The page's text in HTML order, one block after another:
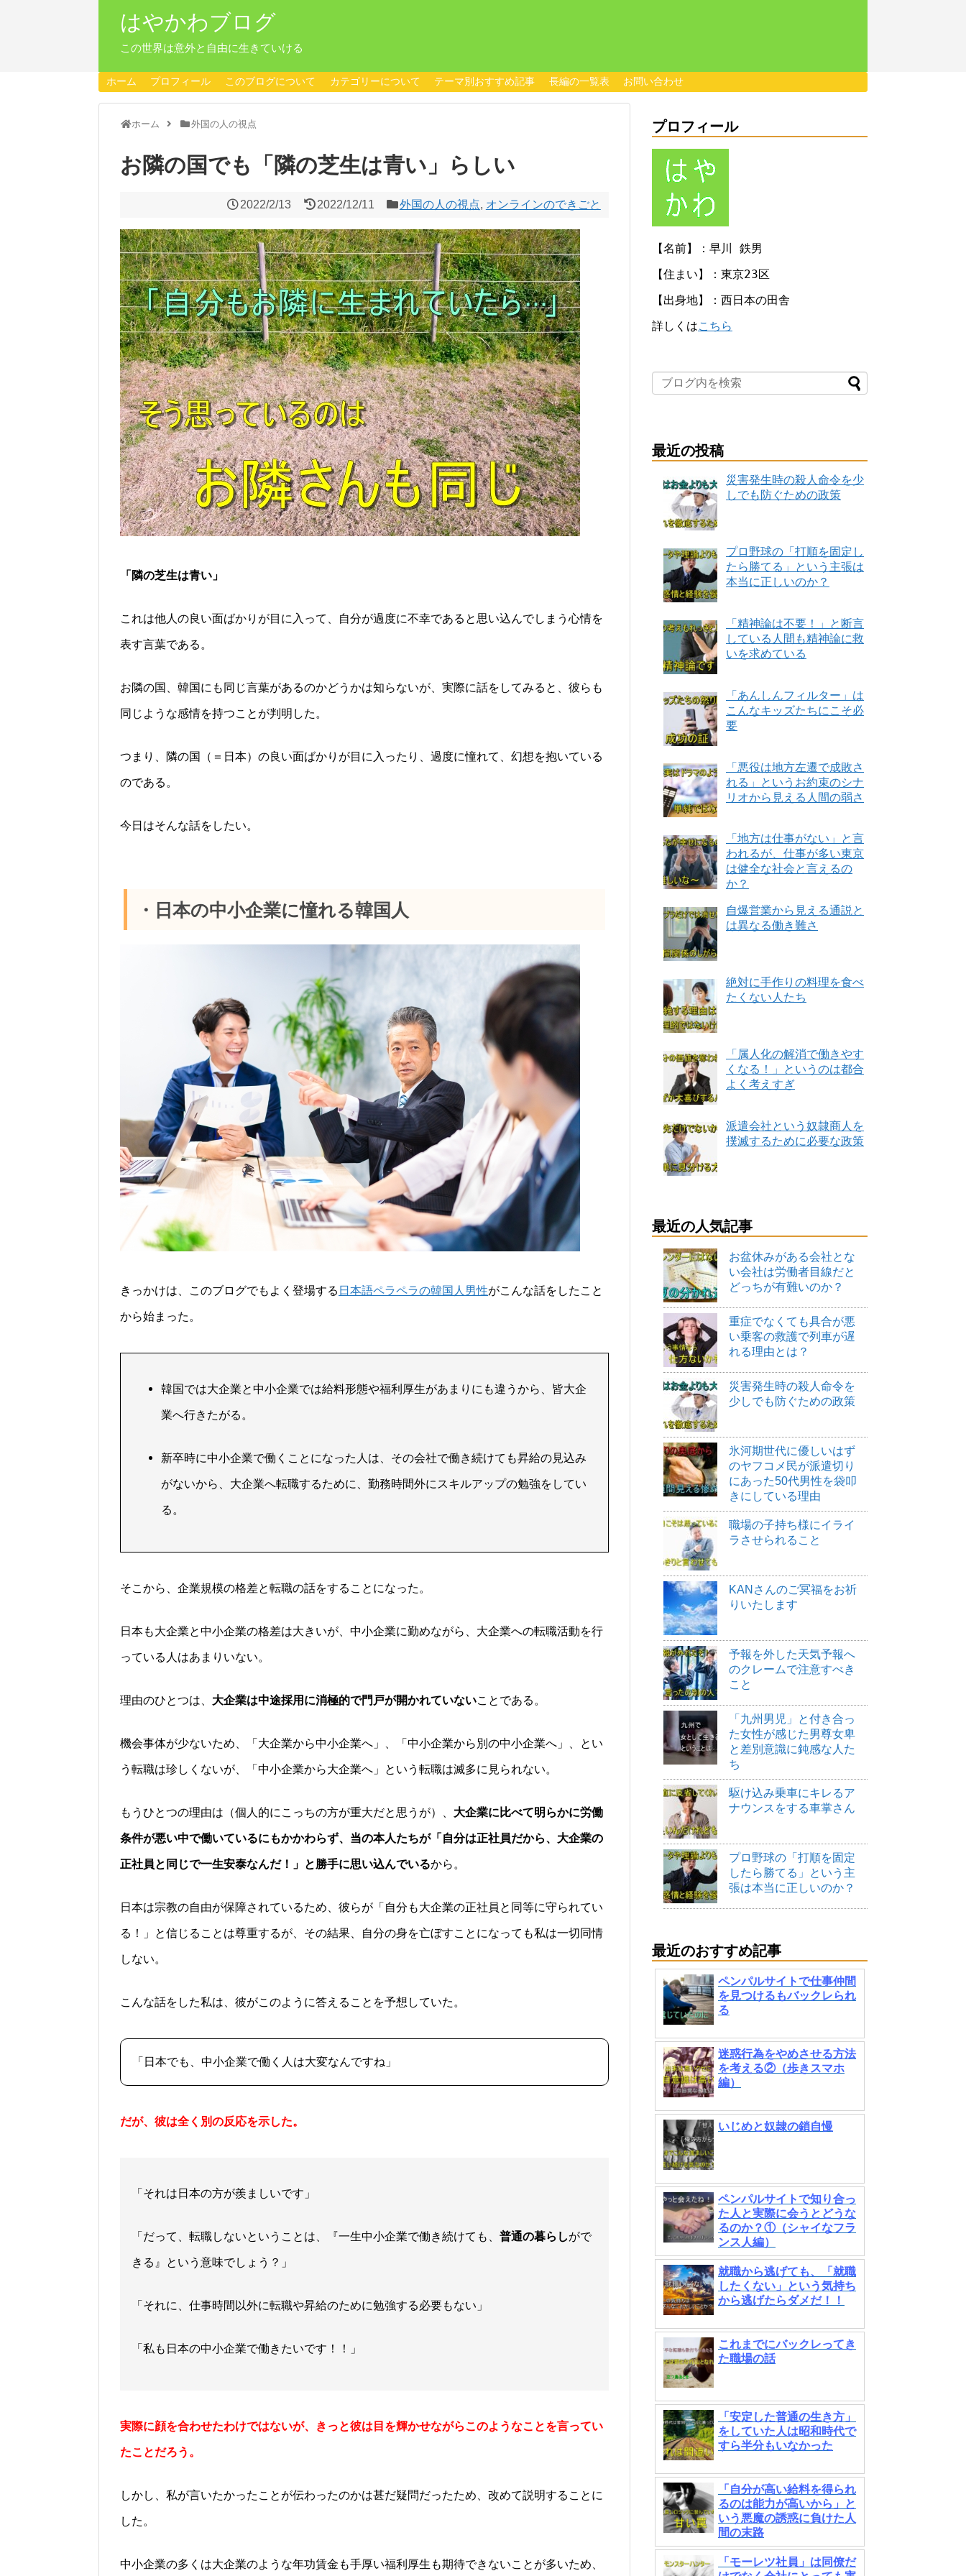
はやかわブログ
この世界は意外と自由に生きていける
ホーム プロフィール このブログについて カテゴリーについて テーマ別おすすめ記事 長編の一覧表 お問い合わせ
ホーム 外国の人の視点
お隣の国でも「隣の芝生は青い」らしい
2022/2/13 2022/12/11 外国の人の視点, オンラインのできごと
「隣の芝生は青い」
これは他人の良い面ばかりが目に入って、自分が過度に不幸であると思い込んでしまう心情を
表す言葉である。
お隣の国、韓国にも同じ言葉があるのかどうかは知らないが、実際に話をしてみると、彼らも
同じような感情を持つことが判明した。
つまり、隣の国（＝日本）の良い面ばかりが目に入ったり、過度に憧れて、幻想を抱いている
のである。
今日はそんな話をしたい。
・日本の中小企業に憧れる韓国人
きっかけは、このブログでもよく登場する 日本語ペラペラの韓国人男性がこんな話をしたこと
から始まった。
韓国では大企業と中小企業では給料形態や福利厚生があまりにも違うから、皆大企
業へ行きたがる。
新卒時に中小企業で働くことになった人は、その会社で働き続けても昇給の見込み
がないから、大企業へ転職するために、勤務時間外にスキルアップの勉強をしてい
る。
そこから、企業規模の格差と転職の話をすることになった。
日本も大企業と中小企業の格差は大きいが、中小企業に勤めながら、大企業への転職活動を行
っている人はあまりいない。
理由のひとつは、 大企業は中途採用に消極的で門戸が開かれていないことである。
機会事体が少ないため、「大企業から中小企業へ」、「中小企業から別の中小企業へ」、とい
う転職は珍しくないが、「中小企業から大企業へ」という転職は滅多に見られない。
もうひとつの理由は（個人的にこっちの方が重大だと思うが）、 大企業に比べて明らかに労働
条件が悪い中で働いているにもかかわらず、当の本人たちが「自分は正社員だから、大企業の
正社員と同じで一生安泰なんだ！」と勝手に思い込んでいるから。
日本は宗教の自由が保障されているため、彼らが「自分も大企業の正社員と同等に守られてい
る！」と信じることは尊重するが、その結果、自分の身を亡ぼすことになっても私は一切同情
しない。
こんな話をした私は、彼がこのように答えることを予想していた。
「日本でも、中小企業で働く人は大変なんですね」
だが、彼は全く別の反応を示した。
「それは日本の方が羨ましいです」
「だって、転職しないということは、『一生中小企業で働き続けても、 普通の暮らしがで
きる』という意味でしょう？」
「それに、仕事時間以外に転職や昇給のために勉強する必要もない」
「私も日本の中小企業で働きたいです！！」
実際に顔を合わせたわけではないが、きっと彼は目を輝かせながらこのようなことを言ってい
たことだろう。
しかし、私が言いたかったことが伝わったのかは甚だ疑問だったため、改めて説明することに
した。
中小企業の多くは大企業のような年功賃金も手厚い福利厚生も期待できないことが多いため、
プロフィール
【名前】：早川 鉄男
【住まい】：東京23区
【出身地】：西日本の田舎
詳しくはこちら
最近の投稿
災害発生時の殺人命令を少
しでも防ぐための政策
プロ野球の「打順を固定し
たら勝てる」という主張は
本当に正しいのか？
「精神論は不要！」と断言
している人間も精神論に救
いを求めている
「あんしんフィルター」は
こんなキッズたちにこそ必
要
「悪役は地方左遷で成敗さ
れる」というお約束のシナ
リオから見える人間の弱さ
「地方は仕事がない」と言
われるが、仕事が多い東京
は健全な社会と言えるの
か？
自爆営業から見える通説と
は異なる働き難さ
絶対に手作りの料理を食べ
たくない人たち
「属人化の解消で働きやす
くなる！」というのは都合
よく考えすぎ
派遣会社という奴隷商人を
撲滅するために必要な政策
最近の人気記事
お盆休みがある会社とな
い会社は労働者目線だと
どっちが有難いのか？
重症でなくても具合が悪
い乗客の救護で列車が遅
れる理由とは？
災害発生時の殺人命令を
少しでも防ぐための政策
氷河期世代に優しいはず
のヤフコメ民が派遣切り
にあった50代男性を袋叩
きにしている理由
職場の子持ち様にイライ
ラさせられること
KANさんのご冥福をお祈
りいたします
予報を外した天気予報へ
のクレームで注意すべき
こと
「九州男児」と付き合っ
た女性が感じた男尊女卑
と差別意識に鈍感な人た
ち
駆け込み乗車にキレるア
ナウンスをする車掌さん
プロ野球の「打順を固定
したら勝てる」という主
張は本当に正しいのか？
最近のおすすめ記事
ペンパルサイトで仕事仲間
を見つけるもバックレられ
る
迷惑行為をやめさせる方法
を考える②（歩きスマホ
編）
いじめと奴隷の鎖自慢
ペンパルサイトで知り合っ
た人と実際に会うとどうな
るのか？①（シャイなフラ
ンス人編）
就職から逃げても、「就職
したくない」という気持ち
から逃げたらダメだ！！
これまでにバックレってき
た職場の話
「安定した普通の生き方」
をしていた人は昭和時代で
すら半分もいなかった
「自分が高い給料を得られ
るのは能力が高いから」と
いう悪魔の誘惑に負けた人
間の末路
「モーレツ社員」は同僚だ